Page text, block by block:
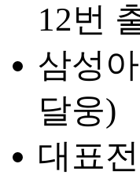
12번
삼성
달웅)
대표